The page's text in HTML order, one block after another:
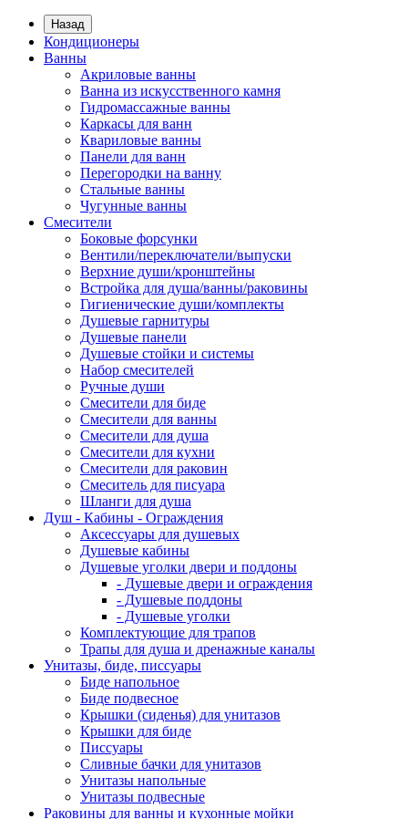
Назад
Кондиционеры
Ванны
Акриловые ванны
Ванна из искусственного камня
Гидромассажные ванны
Каркасы для ванн
Квариловые ванны
Панели для ванн
Перегородки на ванну
Стальные ванны
Чугунные ванны
Смесители
Боковые форсунки
Вентили/переключатели/выпуски
Верхние души/кронштейны
Встройка для душа/ванны/раковины
Гигиенические души/комплекты
Душевые гарнитуры
Душевые панели
Душевые стойки и системы
Набор смесителей
Ручные души
Смесители для биде
Смесители для ванны
Смесители для душа
Смесители для кухни
Смесители для раковин
Смеситель для писуара
Шланги для душа
Душ - Кабины - Ограждения
Аксессуары для душевых
Душевые кабины
Душевые уголки двери и поддоны
- Душевые двери и ограждения
- Душевые поддоны
- Душевые уголки
Комплектующие для трапов
Трапы для душа и дренажные каналы
Унитазы, биде, писсуары
Биде напольное
Биде подвесное
Крышки (сиденья) для унитазов
Крышки для биде
Писсуары
Сливные бачки для унитазов
Унитазы напольные
Унитазы подвесные
Раковины для ванны и кухонные мойки